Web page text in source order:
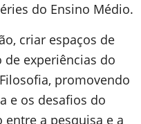
do Ensino Médio.
criar espaços de
de experiências do
promovendo
e os desafios do
a pesquisa e a